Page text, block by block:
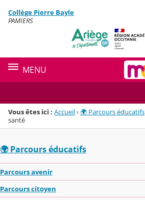
Menu de la rubrique
Contenu
Collège Pierre Bayle
PAMIERS
MENU
Vous êtes ici : Accueil›🌍 Parcours éducatifs
santé
🌍 Parcours éducatifs
Parcours avenir
Parcours citoyen